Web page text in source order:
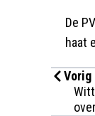
De
haat
Vorig